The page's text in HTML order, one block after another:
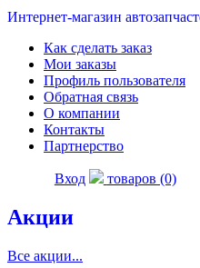
Интернет-магазин
Как сделать заказ
Мои заказы
Профиль пользователя
Обратная связь
О компании
Контакты
Партнерство
Вход товаров (0)
Акции
Все акции...